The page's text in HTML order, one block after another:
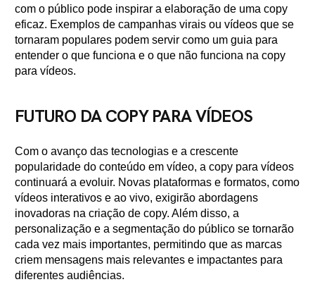
com o público pode inspirar a elaboração de uma copy
eficaz. Exemplos de campanhas virais ou vídeos que se
tornaram populares podem servir como um guia para
entender o que funciona e o que não funciona na copy
para vídeos.
FUTURO DA COPY PARA VÍDEOS
Com o avanço das tecnologias e a crescente
popularidade do conteúdo em vídeo, a copy para vídeos
continuará a evoluir. Novas plataformas e formatos, como
vídeos interativos e ao vivo, exigirão abordagens
inovadoras na criação de copy. Além disso, a
personalização e a segmentação do público se tornarão
cada vez mais importantes, permitindo que as marcas
criem mensagens mais relevantes e impactantes para
diferentes audiências.